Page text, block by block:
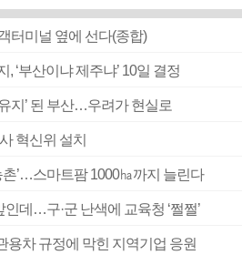
터미널 옆에 선다(종합)
‘부산이냐 제주냐’ 10일 결정
지’ 된 부산…우려가 현실로
혁신위 설치
촌’…스마트팜 1000㏊까지 늘린다
데…구·군 난색에 교육청 ‘쩔쩔’
차 규정에 막힌 지역기업 응원